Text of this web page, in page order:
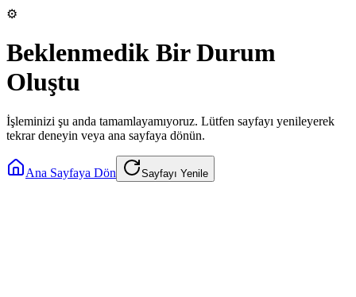
⚙️
Beklenmedik Bir Durum
Oluştu
İşleminizi şu anda tamamlayamıyoruz. Lütfen sayfayı yenileyerek
tekrar deneyin veya ana sayfaya dönün.
Ana Sayfaya Dön Sayfayı Yenile